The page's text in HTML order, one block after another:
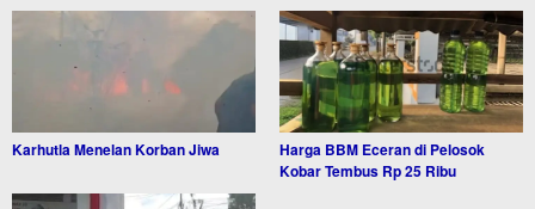
Karhutla Menelan Korban Jiwa
Harga BBM Eceran di Pelosok
Kobar Tembus Rp 25 Ribu